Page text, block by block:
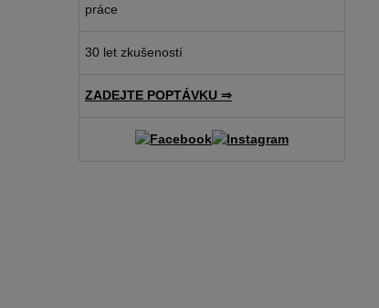
práce
30 let zkušeností
ZADEJTE POPTÁVKU ⇒